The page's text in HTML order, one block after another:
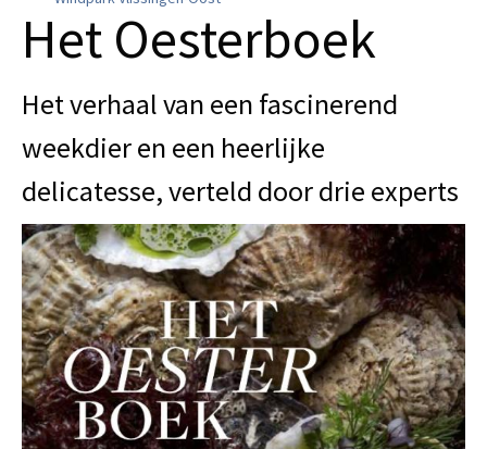
Het Oesterboek
Het verhaal van een fascinerend
weekdier en een heerlijke
delicatesse, verteld door drie experts